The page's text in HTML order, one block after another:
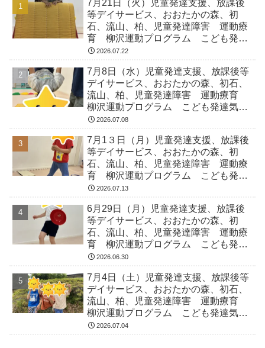
7月21日（火）児童発達支援、放課後
等デイサービス、おおたかの森、初
石、流山、柏、児童発達障害 運動療
育 柳沢運動プログラム こども発達
気になる 発達障害 放デイ 自閉
2026.07.22
7月8日（水）児童発達支援、放課後等
デイサービス、おおたかの森、初石、
流山、柏、児童発達障害 運動療育
柳沢運動プログラム こども発達気に
なる 発達障害 放デイ 自閉症
2026.07.08
7月1３日（月）児童発達支援、放課後
等デイサービス、おおたかの森、初
石、流山、柏、児童発達障害 運動療
育 柳沢運動プログラム こども発達
気になる 発達障害 放デイ 自閉
2026.07.13
6月29日（月）児童発達支援、放課後
等デイサービス、おおたかの森、初
石、流山、柏、児童発達障害 運動療
育 柳沢運動プログラム こども発達
気になる 発達障害 放デイ 自閉
2026.06.30
7月4日（土）児童発達支援、放課後等
デイサービス、おおたかの森、初石、
流山、柏、児童発達障害 運動療育
柳沢運動プログラム こども発達気に
なる 発達障害 放デイ 自閉症
2026.07.04